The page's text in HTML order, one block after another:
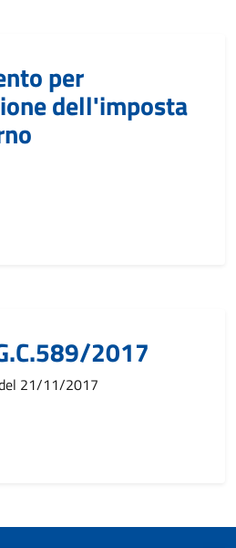
per
dell'imposta
2017
del 21/11/2017